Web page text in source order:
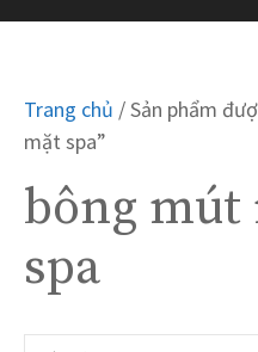
Trang chủ / Sản phẩm
mặt spa”
bông mút
spa